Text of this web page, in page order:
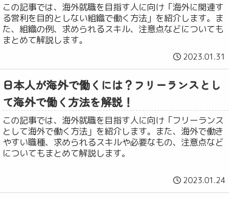
この記事では、海外就職を目指す人に向け「海外に関連す
る営利を目的としない組織で働く方法」を紹介します。ま
た、組織の例、求められるスキル、注意点などについても
まとめて解説します。
2023.01.31
日本人が海外で働くには？フリーランスとし
て海外で働く方法を解説！
この記事では、海外就職を目指す人に向け「フリーランス
として海外で働く方法」を紹介します。また、海外で働き
やすい職種、求められるスキルや必要なもの、注意点など
についてもまとめて解説します。
2023.01.24